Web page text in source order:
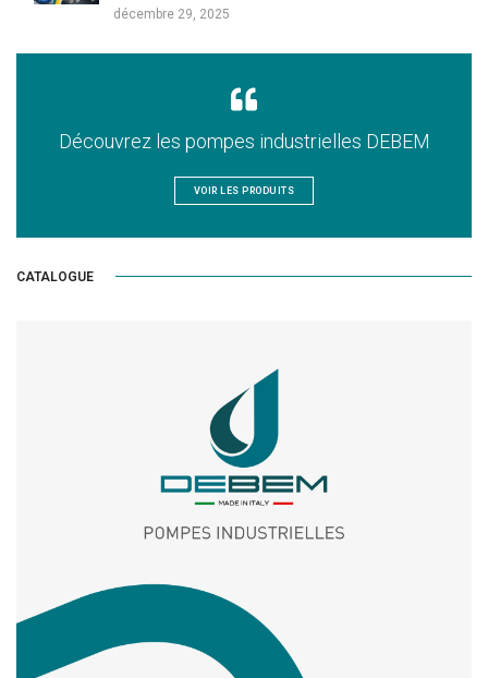
décembre 29, 2025
Découvrez les pompes industrielles DEBEM
VOIR LES PRODUITS
CATALOGUE